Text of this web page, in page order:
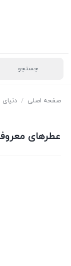
صفحه اصلی /
عطرهای